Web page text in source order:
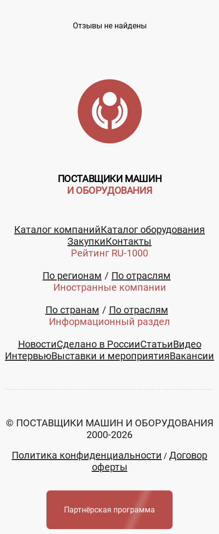
Отзывы не найдены
ПОСТАВЩИКИ МАШИН
И ОБОРУДОВАНИЯ
Каталог компанийКаталог оборудования
ЗакупкиКонтакты
Рейтинг RU-1000
По регионам
По отраслям
Иностранные компании
По странам
По отраслям
Информационный раздел
НовостиСделано в РоссииСтатьиВидео
ИнтервьюВыставки и мероприятияВакансии
© ПОСТАВЩИКИ МАШИН И ОБОРУДОВАНИЯ
2000-2026
Политика конфиденциальности / Договор
оферты
Партнёрская программа